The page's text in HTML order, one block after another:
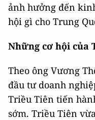
ảnh hưởng đến
hội gì cho Trung
Những cơ hội của
Theo ông Vương
đầu tư doanh
Triều Tiên tiến
sớm. Triều Tiên